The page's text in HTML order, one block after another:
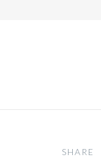
SHARE